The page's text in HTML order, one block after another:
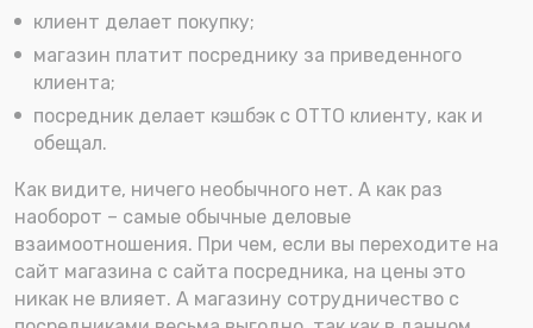
клиент делает покупку;
магазин платит посреднику за приведенного
клиента;
посредник делает кэшбэк с OTTO клиенту, как и
обещал.
Как видите, ничего необычного нет. А как раз
наоборот – самые обычные деловые
взаимоотношения. При чем, если вы переходите на
сайт магазина с сайта посредника, на цены это
никак не влияет. А магазину сотрудничество с